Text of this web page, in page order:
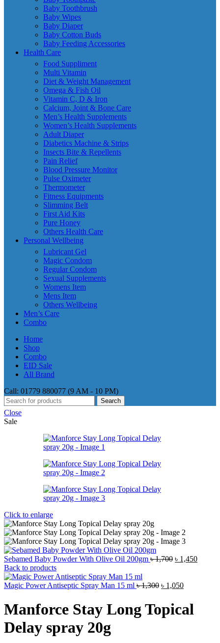
Baby Toothbrush
Baby Wipes
Baby Diaper
Baby Cotton Buds
Baby Feeding Accessories
Health Care
Food Suppliment
Multi Vitamin
Diet & Weight Management
Omega & Fish Oil
Vitamin C, D & Iron
Calcium, Joint & Bone Care
Men’s Health Supplements
Women’s Health Supplements
Adult Diaper
Diabetics Machine & Strips
Insects Bite & Repellents
Pain Relief
Blood Pressure Monitor
Pulse Oximeter
Thermometer
Fitness Equipments
Slimming Belt
First Aid Kits
Pure Honey
Others Health Care
Personal Wellbeing
Lubricant Gel
Magic Condom
Regular Condom
Sexual Supplements
Womens Item
Mens Item
Others Wellbeing
Men’s Care
Combo
Home
Shop
Combo
EID Sale
All Brand
Call: 01779 880077 (9 AM - 10 PM)
Search
Close
Sale
Click to enlarge
Sebamed Baby Powder With Olive Oil 200gm ৳1,700 Original
৳ 1,700.
৳ 1,450Current
Back to products
Magic Power Antiseptic Spray Man 15 ml ৳1,300 Original
was:
৳ 1,300.
৳ 1,050Current
is:
৳ 1,050.
Manforce Stay Long Topical
Delay spray 20g